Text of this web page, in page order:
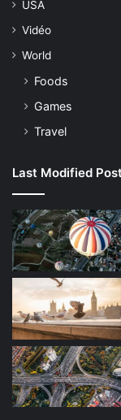
USA
Vidéo
World
Foods
Games
Travel
Last Modified